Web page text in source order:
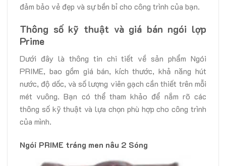
đảm bảo vẻ đẹp và sự bền bỉ cho công trình của bạn.
Thông số kỹ thuật và giá bán ngói lợp
Prime
Dưới đây là thông tin chi tiết về sản phẩm Ngói
PRIME, bao gồm giá bán, kích thước, khả năng hút
nước, độ dốc, và số lượng viên gạch cần thiết trên mỗi
mét vuông. Bạn có thể tham khảo để nắm rõ các
thông số kỹ thuật và lựa chọn phù hợp cho công trình
của mình.
Ngói PRIME tráng men nâu 2 Sóng